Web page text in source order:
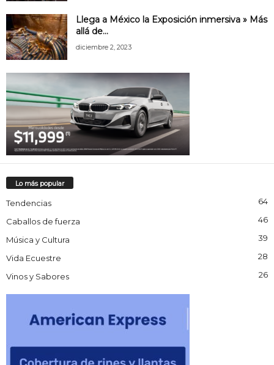
Llega a México la Exposición inmersiva » Más
allá de...
diciembre 2, 2023
Lo más popular
Tendencias 64
Caballos de fuerza 46
Música y Cultura 39
Vida Ecuestre 28
Vinos y Sabores 26